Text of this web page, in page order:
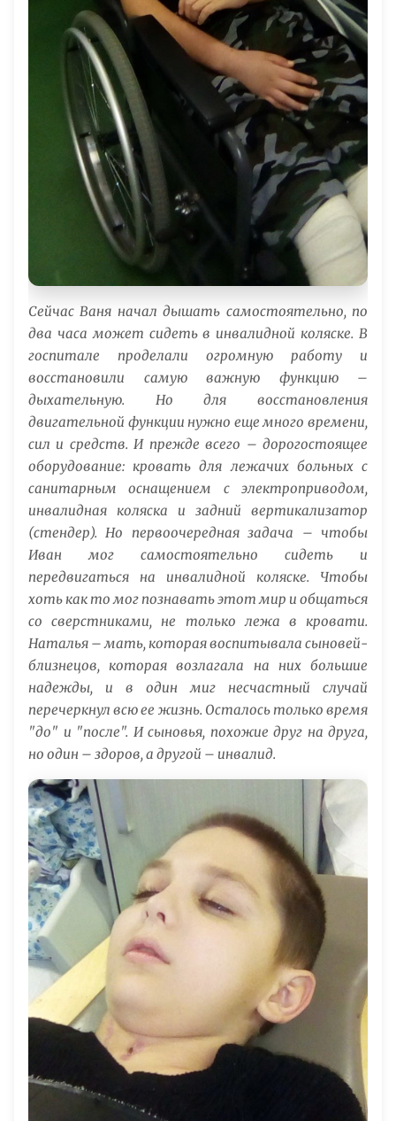
Сейчас Ваня начал дышать самостоятельно, по
два часа может сидеть в инвалидной коляске. В
госпитале проделали огромную работу и
восстановили самую важную функцию –
дыхательную. Но для восстановления
двигательной функции нужно еще много времени,
сил и средств. И прежде всего – дорогостоящее
оборудование: кровать для лежачих больных с
санитарным оснащением с электроприводом,
инвалидная коляска и задний вертикализатор
(стендер). Но первоочередная задача – чтобы
Иван мог самостоятельно сидеть и
передвигаться на инвалидной коляске. Чтобы
хоть как то мог познавать этот мир и общаться
со сверстниками, не только лежа в кровати.
Наталья – мать, которая воспитывала сыновей-
близнецов, которая возлагала на них большие
надежды, и в один миг несчастный случай
перечеркнул всю ее жизнь. Осталось только время
"до" и "после". И сыновья, похожие друг на друга,
но один – здоров, а другой – инвалид.